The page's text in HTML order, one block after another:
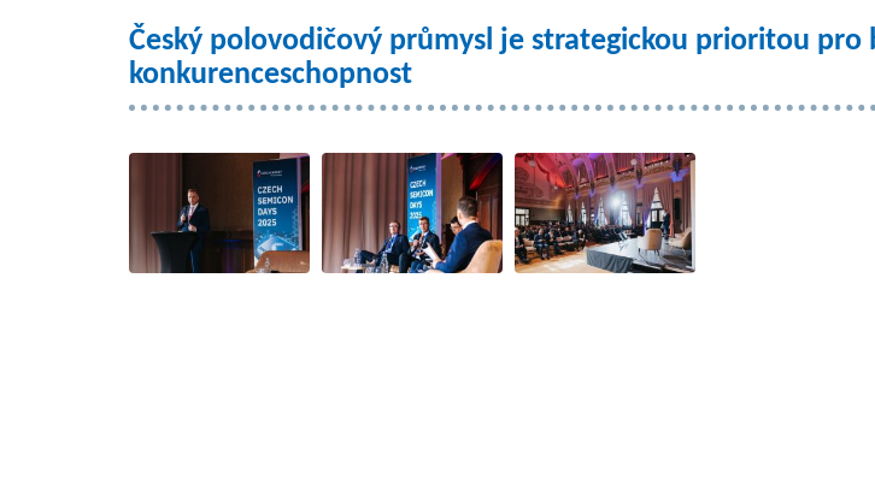
Český polovodičový průmysl je strategickou prioritou pro
konkurenceschopnost